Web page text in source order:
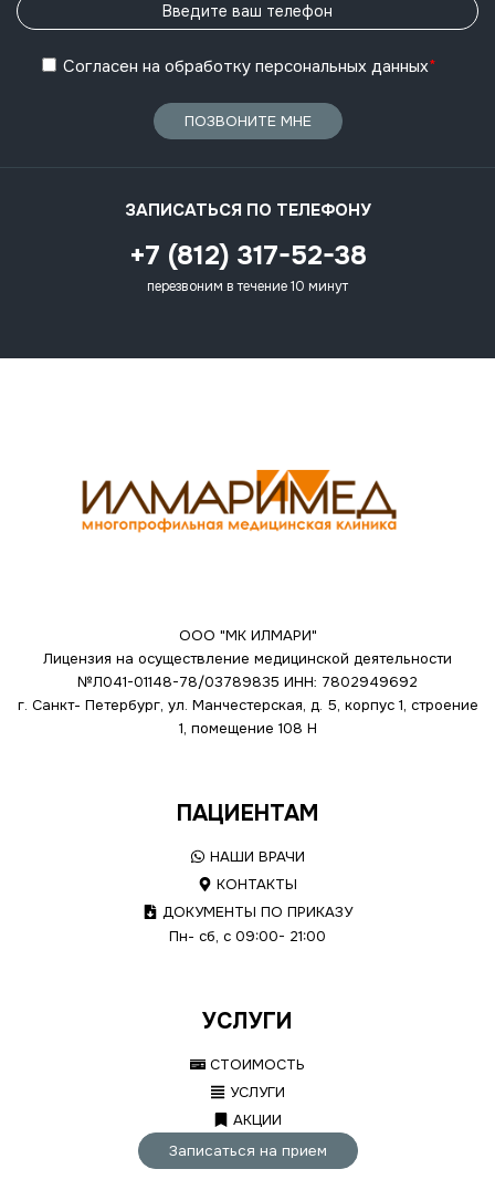
Согласен на обработку персональных данных*
ПОЗВОНИТЕ МНЕ
ЗАПИСАТЬСЯ ПО ТЕЛЕФОНУ
+7 (812) 317-52-38
перезвоним в течение 10 минут
ООО "МК ИЛМАРИ"
Лицензия на осуществление медицинской деятельности
№Л041-01148-78/03789835 ИНН: 7802949692
г. Санкт- Петербург, ул. Манчестерская, д. 5, корпус 1, строение
1, помещение 108 Н
ПАЦИЕНТАМ
НАШИ ВРАЧИ
КОНТАКТЫ
ДОКУМЕНТЫ ПО ПРИКАЗУ
Пн- сб, с 09:00- 21:00
УСЛУГИ
СТОИМОСТЬ
УСЛУГИ
АКЦИИ
Записаться на прием